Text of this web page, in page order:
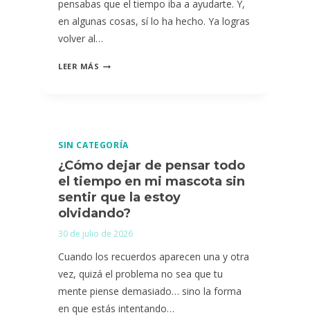
MASCOTA?
pensabas que el tiempo iba a ayudarte. Y,
en algunas cosas, sí lo ha hecho. Ya logras
volver al…
LEER MÁS ¿CÓMO
PARA
AFRONTAR
LA
MUERTE
DE
MI
MASCOTA?
SIN CATEGORÍA
¿Cómo dejar de pensar todo
el tiempo en mi mascota sin
sentir que la estoy
olvidando?
30 de julio de 2026
Cuando los recuerdos aparecen una y otra
vez, quizá el problema no sea que tu
mente piense demasiado… sino la forma
en que estás intentando…